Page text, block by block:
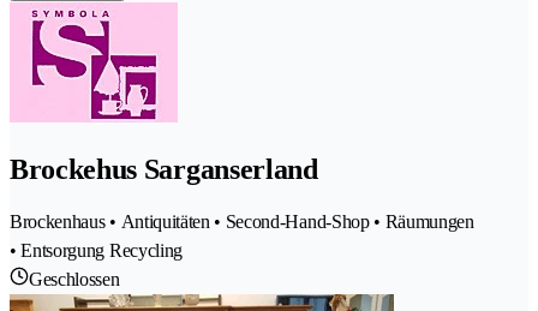
Brockehus Sarganserland
Brockenhaus • Antiquitäten • Second-Hand-Shop • Räumungen
• Entsorgung Recycling
Geschlossen